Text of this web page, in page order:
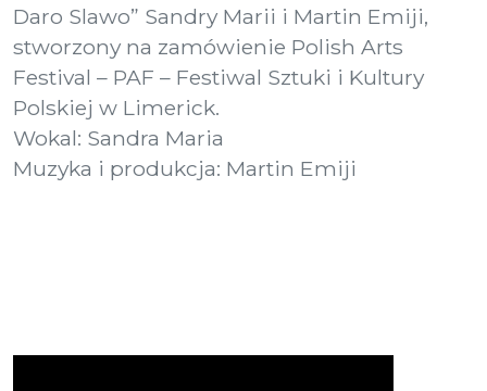
Daro Slawo” Sandry Marii i Martin Emiji,
stworzony na zamówienie Polish Arts
Festival – PAF – Festiwal Sztuki i Kultury
Polskiej w Limerick.
Wokal: Sandra Maria
Muzyka i produkcja: Martin Emiji